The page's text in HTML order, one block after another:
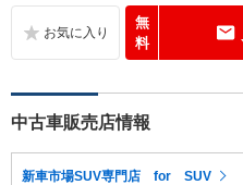
無
料
中古車販売店情報
新車市場SUV専門店 for SUV